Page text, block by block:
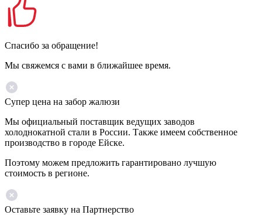
Спасибо за обращение!
Мы свяжемся с вами в ближайшее время.
Супер цена на забор жалюзи
Мы официальный поставщик ведущих заводов
холоднокатной стали в России. Также имеем собственное
производство в городе Ейске.
Поэтому можем предложить гарантировано лучшую
стоимость в регионе.
Оставьте заявку на Партнерство